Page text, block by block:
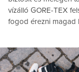
vízálló GORE-TEX
fogod érezni magad